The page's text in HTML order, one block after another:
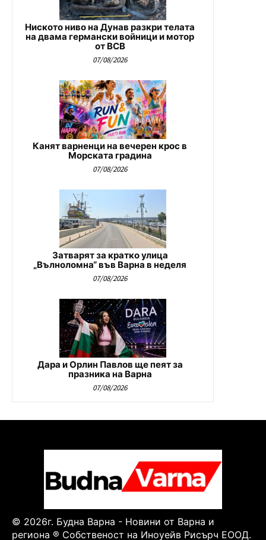
Ниското ниво на Дунав разкри телата
на двама германски войници и мотор
от ВСВ
07/08/2026
Канят варненци на вечерен крос в
Морската градина
07/08/2026
Затварят за кратко улица
„Вълноломна“ във Варна в неделя
07/08/2026
Дара и Орлин Павлов ще пеят за
празника на Варна
07/08/2026
© 2026г. Будна Варна - Новини от Варна и
региона ® Собственост на Иноуейв Рисърч ЕООД.